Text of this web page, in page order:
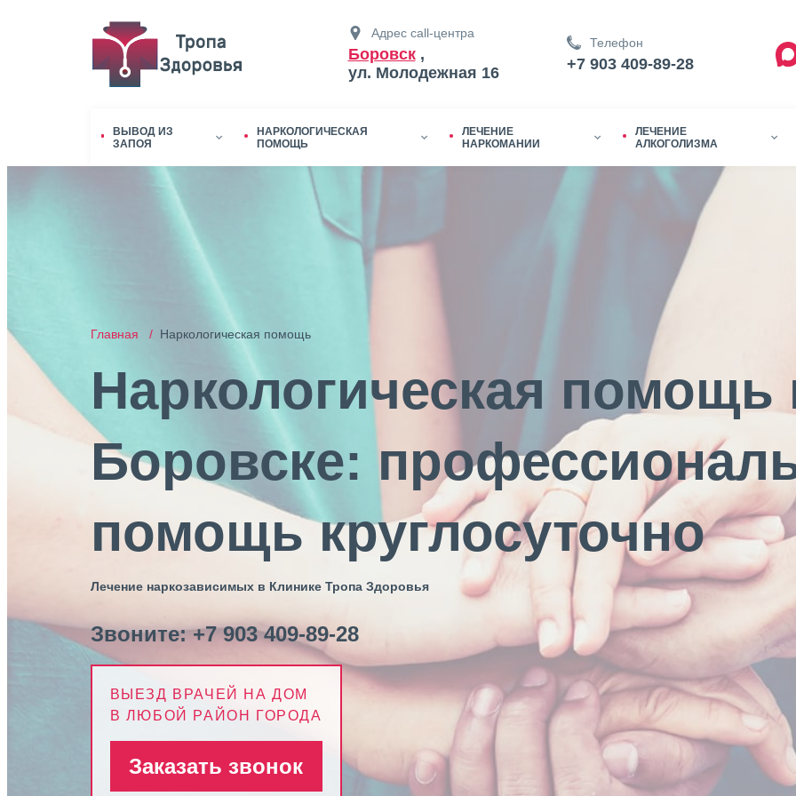
Адрес call-центра
Боровск,
ул. Молодежная 16
Телефон
+7 903 409-89-28
ВЫВОД ИЗ
ЗАПОЯ
НАРКОЛОГИЧЕСКАЯ
ПОМОЩЬ
ЛЕЧЕНИЕ
НАРКОМАНИИ
ЛЕЧЕНИЕ
АЛКОГОЛИЗМА
Главная / Наркологическая помощь
Наркологическая помощь
Боровске:
помощь круглосуточно
Лечение наркозависимых в Клинике Тропа Здоровья
Звоните:+7 903 409-89-28
ВЫЕЗД ВРАЧЕЙ НА ДОМ
В ЛЮБОЙ РАЙОН ГОРОДА
Заказать звонок